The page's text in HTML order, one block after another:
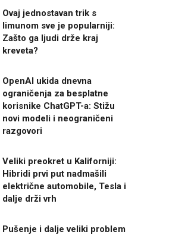
Ovaj jednostavan trik s
limunom sve je popularniji:
Zašto ga ljudi drže kraj
kreveta?
OpenAI ukida dnevna
ograničenja za besplatne
korisnike ChatGPT-a: Stižu
novi modeli i neograničeni
razgovori
Veliki preokret u Kaliforniji:
Hibridi prvi put nadmašili
električne automobile, Tesla i
dalje drži vrh
Pušenje i dalje veliki problem